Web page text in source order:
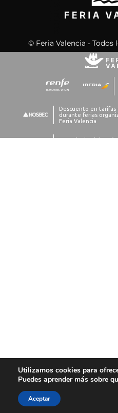
© Feria Valencia - Todos
Utilizamos cookies para
Puedes aprender más sobre
Aceptar